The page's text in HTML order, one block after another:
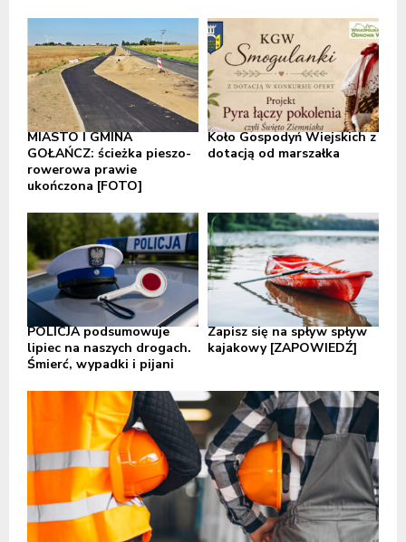
MIASTO I GMINA
GOŁAŃCZ: ścieżka pieszo-
rowerowa prawie
ukończona [FOTO]
Koło Gospodyń Wiejskich z
dotacją od marszałka
POLICJA podsumowuje
lipiec na naszych drogach.
Śmierć, wypadki i pijani
Zapisz się na spływ spływ
kajakowy [ZAPOWIEDŹ]